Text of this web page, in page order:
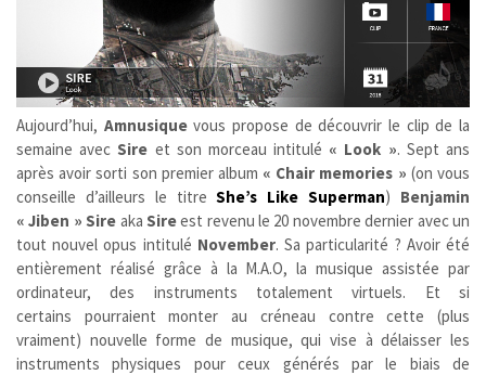
Aujourd’hui, Amnusiquevous propose de découvrir le clip de la
semaine avecSire et son morceau intitulé « Look ». Sept ans
après avoir sorti son premier album « Chair memories » (on vous
conseille d’ailleurs le titre She’s Like Superman) Benjamin
« Jiben » Sire aka Sireest revenu le 20 novembre dernier avec un
tout nouvel opus intitulé November. Sa particularité ? Avoir été
entièrement réalisé grâce à la M.A.O, la musique assistée par
ordinateur, des instruments totalement virtuels. Et si
certains pourraient monter au créneau contre cette (plus
vraiment) nouvelle forme de musique, qui vise à délaisser les
instruments physiques pour ceux générés par le biais de